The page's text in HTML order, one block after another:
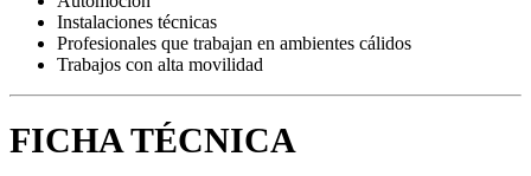
Instalaciones técnicas
Profesionales que trabajan en ambientes cálidos
Trabajos con alta movilidad
FICHA TÉCNICA